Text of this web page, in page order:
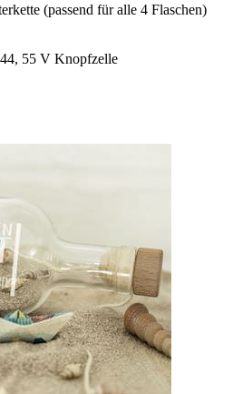
(passend für alle 4 Flaschen)
55 V Knopfzelle